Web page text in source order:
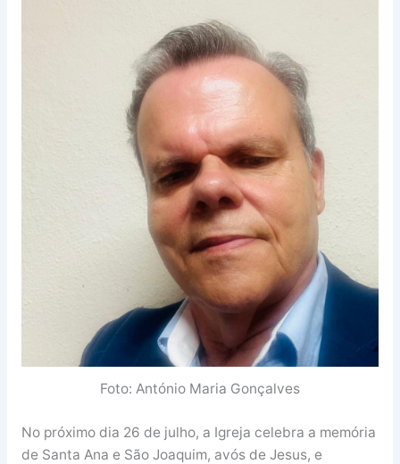
Foto: António Maria Gonçalves
No próximo dia 26 de julho, a Igreja celebra a memória
de Santa Ana e São Joaquim, avós de Jesus, e